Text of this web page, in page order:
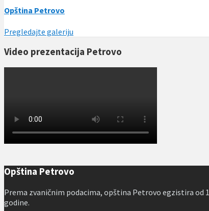
Opština Petrovo
Pregledajte galeriju
Video prezentacija Petrovo
Opština Petrovo
Prema zvaničnim podacima, opština Petrovo egzistira od
godine.